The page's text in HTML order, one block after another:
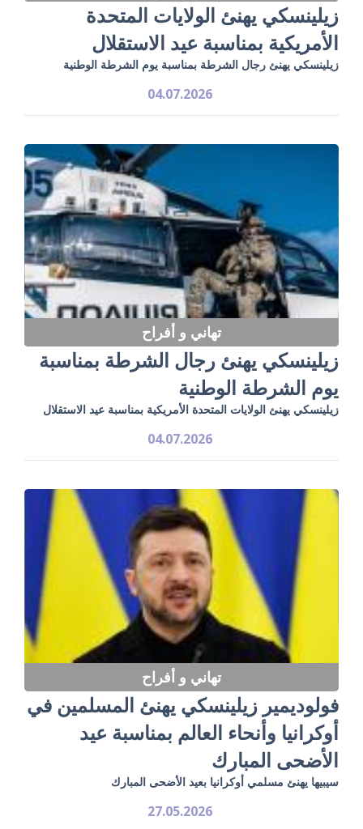
زيلينسكي يهنئ الولايات المتحدة
الأمريكية بمناسبة عيد الاستقلال
زيلينسكي يهنئ رجال الشرطة بمناسبة يوم الشرطة الوطنية
04.07.2026
تهاني و أفراح
زيلينسكي يهنئ رجال الشرطة بمناسبة
يوم الشرطة الوطنية
زيلينسكي يهنئ الولايات المتحدة الأمريكية بمناسبة عيد الاستقلال
04.07.2026
تهاني و أفراح
فولوديمير زيلينسكي يهنئ المسلمين في
أوكرانيا وأنحاء العالم بمناسبة عيد
الأضحى المبارك
سيبيها يهنئ مسلمي أوكرانيا بعيد الأضحى المبارك
27.05.2026